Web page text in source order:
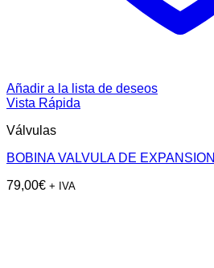
Añadir a la lista de deseos
Vista Rápida
Válvulas
BOBINA VALVULA DE EXPANSION
79,00€ + IVA